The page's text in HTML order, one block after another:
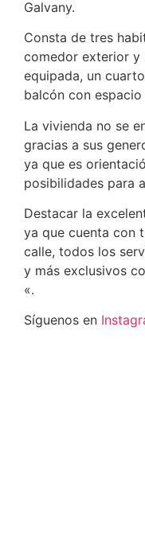
Galvany.
Consta de tres
comedor exterior y
equipada, un
balcón con espacio
La vivienda no se
gracias a sus
ya que es
posibilidades para
Destacar la
ya que cuenta con
calle, todos los
y más exclusivos
«.
Síguenos en